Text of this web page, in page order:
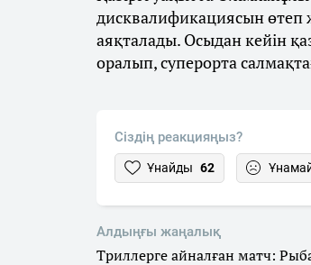
дисквалификациясын
аяқталады. Осыдан кейін
оралып, суперорта
Сіздің реакцияңыз?
Ұнайды 62
Алдыңғы жаңалық
Триллерге айналған матч: